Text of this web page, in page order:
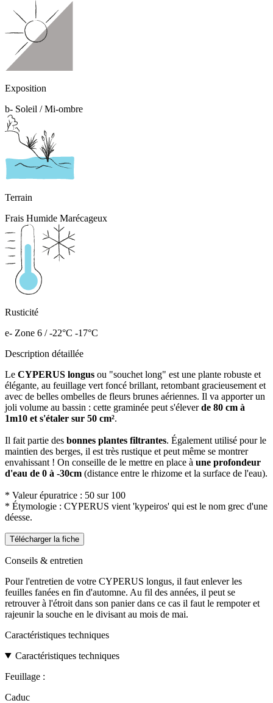
Exposition
b- Soleil / Mi-ombre
Terrain
Frais Humide Marécageux
Rusticité
e- Zone 6 / -22°C -17°C
Description détaillée
Le CYPERUS longus ou "souchet long" est une plante robuste et
élégante, au feuillage vert foncé brillant, retombant gracieusement et
avec de belles ombelles de fleurs brunes aériennes. Il va apporter un
joli volume au bassin : cette graminée peut s'éleverde 80 cm à
1m10 et s'étaler sur 50 cm².
Il fait partie des bonnes plantes filtrantes. Également utilisé pour le
maintien des berges, il est très rustique et peut même se montrer
envahissant ! On conseille de le mettre en place à une profondeur
d'eau de 0 à -30cm (distance entre le rhizome et la surface de l'eau).
* Valeur épuratrice : 50 sur 100
* Étymologie : CYPERUS vient 'kypeiros' qui est le nom grec d'une
déesse.
Télécharger la fiche
Conseils & entretien
Pour l'entretien de votre CYPERUS longus, il faut enlever les
feuilles fanées en fin d'automne. Au fil des années, il peut se
retrouver à l'étroit dans son panier dans ce cas il faut le rempoter et
rajeunir la souche en le divisant au mois de mai.
Caractéristiques techniques
Caractéristiques techniques
Feuillage :
Caduc